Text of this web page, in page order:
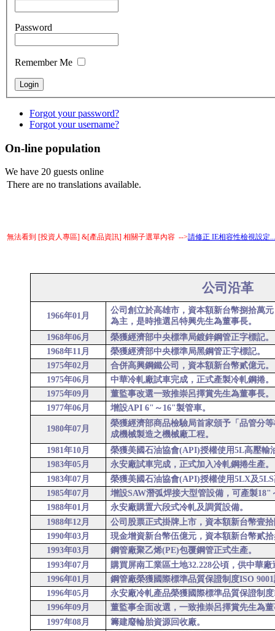
Password
Remember Me
Forgot your password?
Forgot your username?
On-line population
We have 20 guests online
There are no translations available.
無法看到 [投資人專區] &[產品資訊] 相關子選單內容 -->請修正 IE相容性檢視設定
公司沿革
1966年01月
公司創立於高雄市，資本額新台幣捌拾萬
為主，是時推選呂特興先生為董事長。
1968年06月
榮獲經濟部中央標準局鍍鋅鋼管正字標記。
1968年11月
榮獲經濟部中央標準局黑鋼管正字標記。
1975年02月
合併高興鋼鐵公司，資本額新台幣貳億元。
1975年06月
中華冷軋廠試車完成，正式產製冷軋鋼捲。
1975年09月
董監事改選一致推崇呂擇賞先生為董事長。
1977年06月 增設API 6" ～ 16"製管車。
1980年07月
榮獲經濟部商品檢驗局首家頒予「品管分
成機械製造之機械廠工程。
1981年10月 榮獲美國石油協會(API)授權使用5L高壓輸
1983年05月
永安廠試車完成，正式加入冷軋鋼捲生產。
1983年07月 榮獲美國石油協會(API)授權使用5LX及5LS
1985年07月 增設SAW潛弧焊接大型管設備，可產製18"
1988年01月
永安廠購置六段式冷軋及調質設備。
1988年12月
公司股票正式掛牌上市，資本額新台幣壹
1990年03月
現金增資新台幣伍億元，資本額新台幣貳
1993年03月 鋼管廠聚乙烯(PE)包覆鋼管正式生產。
1993年07月 購買屏南工業區土地32.228公頃，供中華廠
1996年01月 鋼管廠榮獲國際標準品質保證制度ISO 9001
1996年05月 永安廠冷軋產品榮獲國際標準品質保證制度
1996年09月
董監事全面改選，一致推崇呂擇賞先生為
1997年08月
籌建廢輪胎資源回收廠。